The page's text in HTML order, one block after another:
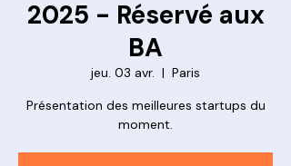
2025 - Réservé aux
BA
jeu. 03 avr.
  |
Paris
Présentation des meilleures startups du
moment.